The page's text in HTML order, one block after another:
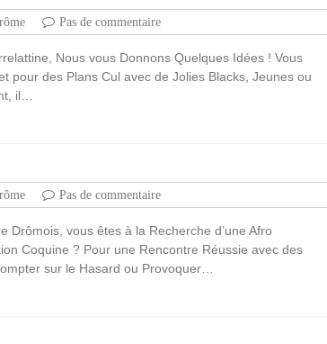
Pas de commentaire
Nous vous Donnons Quelques Idées ! Vous
pour des Plans Cul avec de Jolies Blacks, Jeunes ou
il…
Pas de commentaire
Drômois, vous êtes à la Recherche d’une Afro
Coquine ? Pour une Rencontre Réussie avec des
sur le Hasard ou Provoquer…